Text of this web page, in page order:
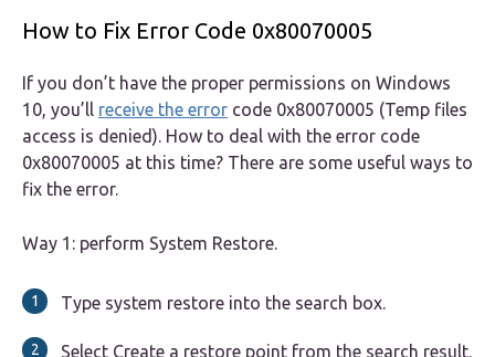
How to Fix Error Code 0x80070005
If you don’t have the proper permissions on Windows
10, you’ll receive the error code 0x80070005 (Temp files
access is denied). How to deal with the error code
0x80070005 at this time? There are some useful ways to
fix the error.
Way 1: perform System Restore.
Type system restore into the search box.
Select Create a restore point from the search result.